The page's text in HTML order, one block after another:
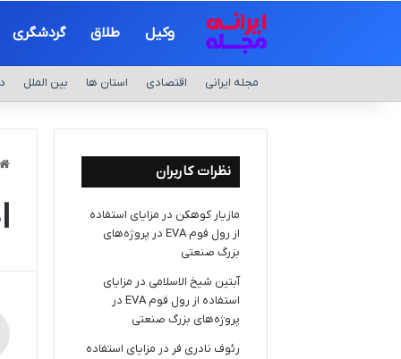
وکیل طلاق گردشگری
مجله ایرانی اقتصادی استان ها بین الملل
نظرات کاربران
مازیار کوهکن در مزایای استفاده
از رول فوم EVA در پروژه‌های
بزرگ صنعتی
آبتین شیخ الاسلامی در مزایای
استفاده از رول فوم EVA در
پروژه‌های بزرگ صنعتی
رئوف نادری فر در مزایای استفاده